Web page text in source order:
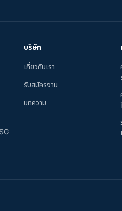
บริษัท
เกี่ยวกับเรา
รับสมัครงาน
บทความ